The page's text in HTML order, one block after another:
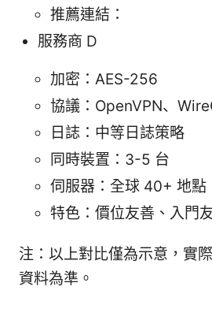
推薦連結：
服務商 D
加密：AES-256
協議：OpenVPN、
日誌：中等日誌策略
同時裝置：3-5 台
伺服器：全球 40+ 地點
特色：價位友善、入門
注：以上對比僅為示意，實
資料為準。